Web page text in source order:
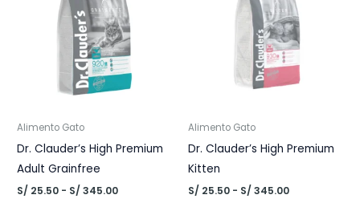
Alimento Gato
Dr. Clauder’s High Premium
Adult Grainfree
S/ 25.50 - S/ 345.00Rango
Alimento Gato
Dr. Clauder’s High Premium
Kitten
S/ 25.50 - S/ 345.00Rango